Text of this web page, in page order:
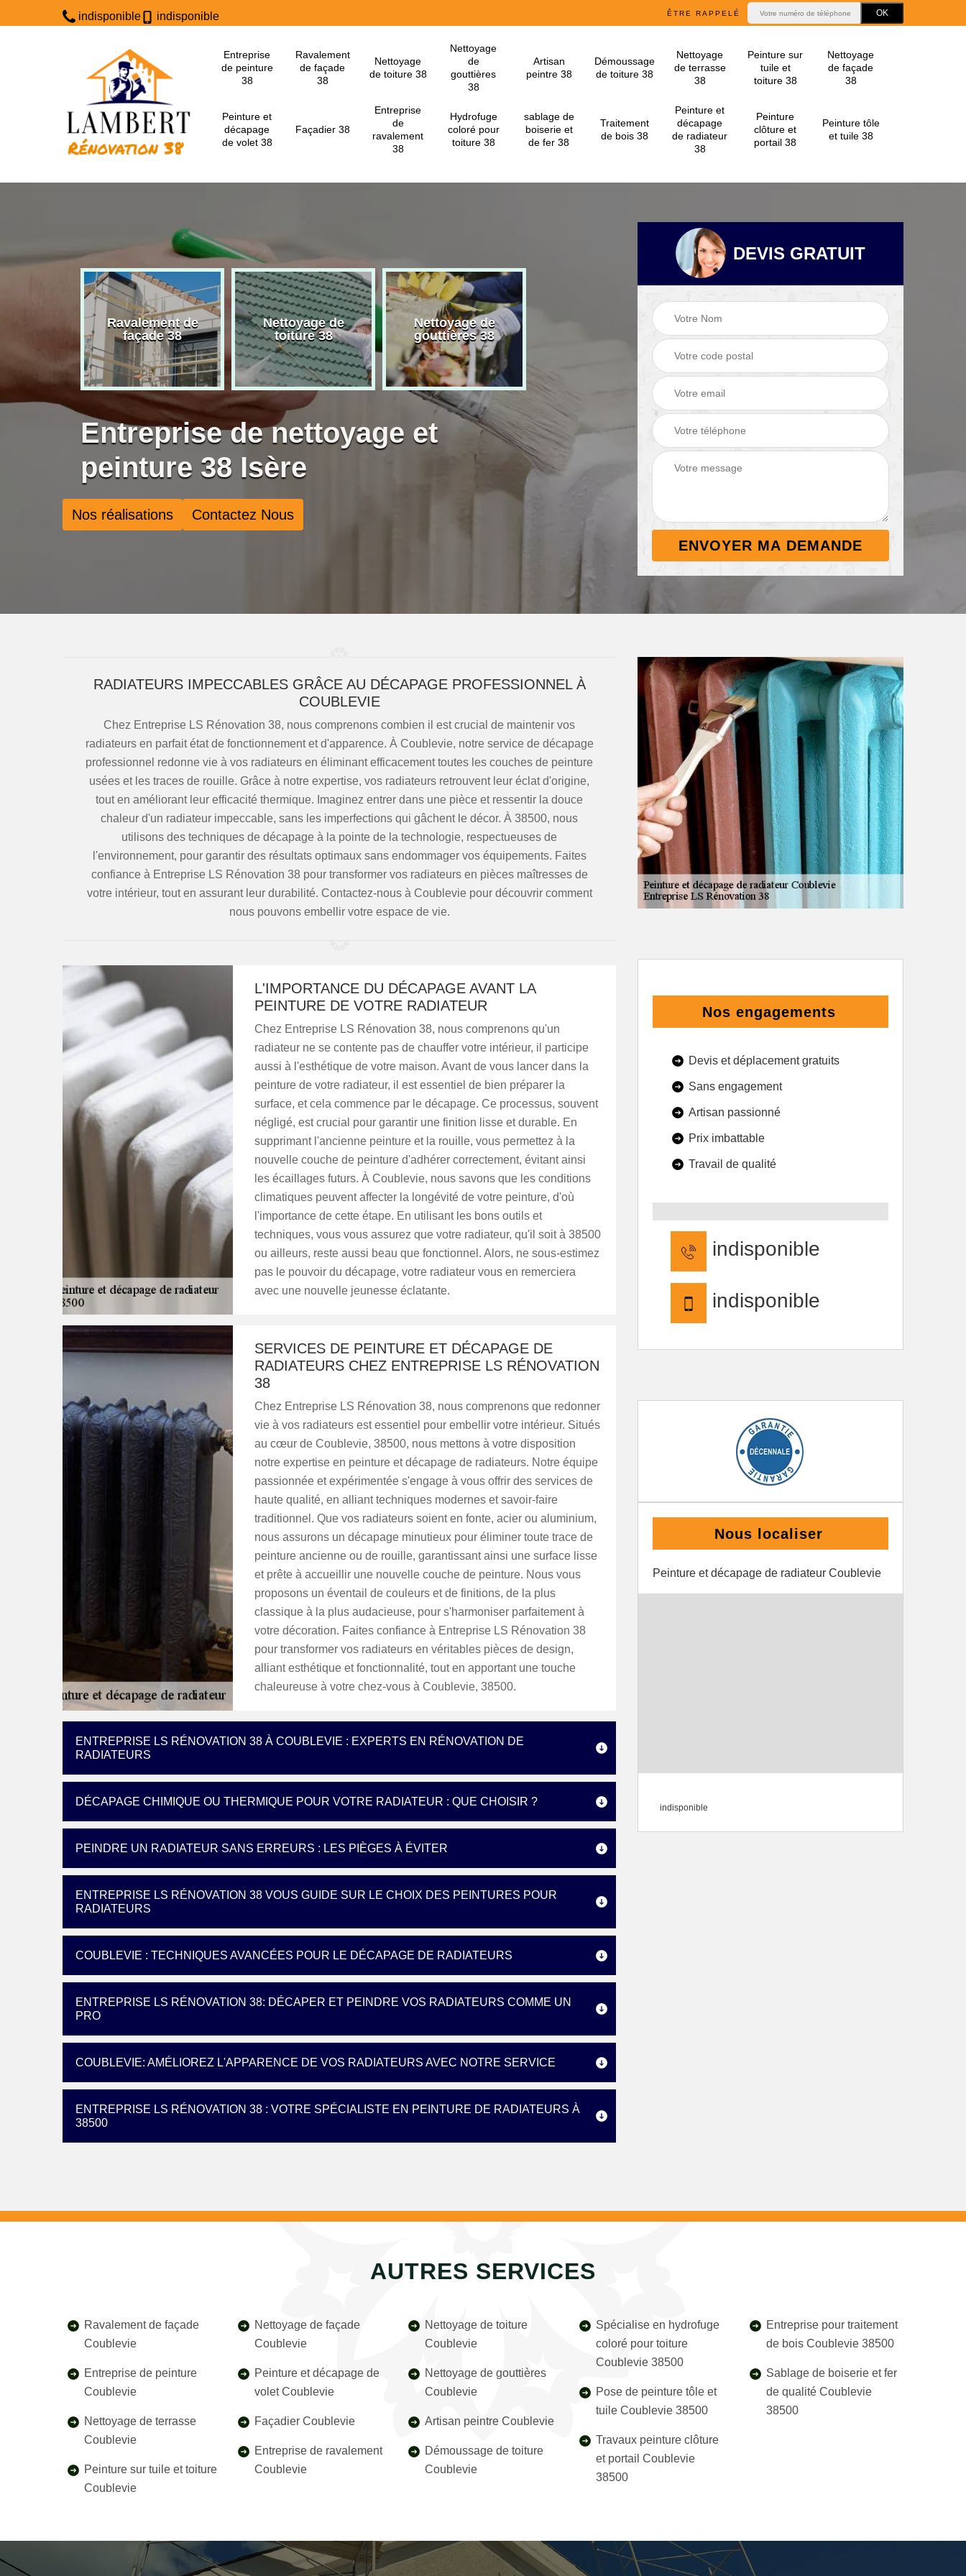
indisponible indisponible ÊTRE RAPPELÉ
Entreprise
de peinture
38
Ravalement
de façade
38
Nettoyage
de toiture 38
Nettoyage
de
gouttières
38
Artisan
peintre 38
Démoussage
de toiture 38
Nettoyage
de terrasse
38
Peinture sur
tuile et
toiture 38
Nettoyage
de façade
38
Peinture et
décapage
de volet 38
Façadier 38
Entreprise
de
ravalement
38
Hydrofuge
coloré pour
toiture 38
sablage de
boiserie et
de fer 38
Traitement
de bois 38
Peinture et
décapage
de radiateur
38
Peinture
clôture et
portail 38
Peinture tôle
et tuile 38
Ravalement de
façade 38
Nettoyage de
toiture 38
Nettoyage de
gouttières 38
Artisan peintre 38
Démoussage de
toiture 38
Nettoyage de
terrasse 38
Entreprise de nettoyage et
peinture 38 Isère
Nos réalisations Contactez Nous
DEVIS GRATUIT
RADIATEURS IMPECCABLES GRÂCE AU DÉCAPAGE PROFESSIONNEL À
COUBLEVIE
Chez Entreprise LS Rénovation 38, nous comprenons combien il est crucial de maintenir vos
radiateurs en parfait état de fonctionnement et d'apparence. À Coublevie, notre service de décapage
professionnel redonne vie à vos radiateurs en éliminant efficacement toutes les couches de peinture
usées et les traces de rouille. Grâce à notre expertise, vos radiateurs retrouvent leur éclat d'origine,
tout en améliorant leur efficacité thermique. Imaginez entrer dans une pièce et ressentir la douce
chaleur d'un radiateur impeccable, sans les imperfections qui gâchent le décor. À 38500, nous
utilisons des techniques de décapage à la pointe de la technologie, respectueuses de
l'environnement, pour garantir des résultats optimaux sans endommager vos équipements. Faites
confiance à Entreprise LS Rénovation 38 pour transformer vos radiateurs en pièces maîtresses de
votre intérieur, tout en assurant leur durabilité. Contactez-nous à Coublevie pour découvrir comment
nous pouvons embellir votre espace de vie.
L'IMPORTANCE DU DÉCAPAGE AVANT LA
PEINTURE DE VOTRE RADIATEUR
Chez Entreprise LS Rénovation 38, nous comprenons qu'un
radiateur ne se contente pas de chauffer votre intérieur, il participe
aussi à l'esthétique de votre maison. Avant de vous lancer dans la
peinture de votre radiateur, il est essentiel de bien préparer la
surface, et cela commence par le décapage. Ce processus, souvent
négligé, est crucial pour garantir une finition lisse et durable. En
supprimant l'ancienne peinture et la rouille, vous permettez à la
nouvelle couche de peinture d'adhérer correctement, évitant ainsi
les écaillages futurs. À Coublevie, nous savons que les conditions
climatiques peuvent affecter la longévité de votre peinture, d'où
l'importance de cette étape. En utilisant les bons outils et
techniques, vous vous assurez que votre radiateur, qu'il soit à 38500
ou ailleurs, reste aussi beau que fonctionnel. Alors, ne sous-estimez
pas le pouvoir du décapage, votre radiateur vous en remerciera
avec une nouvelle jeunesse éclatante.
SERVICES DE PEINTURE ET DÉCAPAGE DE
RADIATEURS CHEZ ENTREPRISE LS RÉNOVATION
38
Chez Entreprise LS Rénovation 38, nous comprenons que redonner
vie à vos radiateurs est essentiel pour embellir votre intérieur. Situés
au cœur de Coublevie, 38500, nous mettons à votre disposition
notre expertise en peinture et décapage de radiateurs. Notre équipe
passionnée et expérimentée s'engage à vous offrir des services de
haute qualité, en alliant techniques modernes et savoir-faire
traditionnel. Que vos radiateurs soient en fonte, acier ou aluminium,
nous assurons un décapage minutieux pour éliminer toute trace de
peinture ancienne ou de rouille, garantissant ainsi une surface lisse
et prête à accueillir une nouvelle couche de peinture. Nous vous
proposons un éventail de couleurs et de finitions, de la plus
classique à la plus audacieuse, pour s'harmoniser parfaitement à
votre décoration. Faites confiance à Entreprise LS Rénovation 38
pour transformer vos radiateurs en véritables pièces de design,
alliant esthétique et fonctionnalité, tout en apportant une touche
chaleureuse à votre chez-vous à Coublevie, 38500.
ENTREPRISE LS RÉNOVATION 38 À COUBLEVIE : EXPERTS EN RÉNOVATION DE
RADIATEURS
DÉCAPAGE CHIMIQUE OU THERMIQUE POUR VOTRE RADIATEUR : QUE CHOISIR ?
PEINDRE UN RADIATEUR SANS ERREURS : LES PIÈGES À ÉVITER
ENTREPRISE LS RÉNOVATION 38 VOUS GUIDE SUR LE CHOIX DES PEINTURES POUR
RADIATEURS
COUBLEVIE : TECHNIQUES AVANCÉES POUR LE DÉCAPAGE DE RADIATEURS
ENTREPRISE LS RÉNOVATION 38: DÉCAPER ET PEINDRE VOS RADIATEURS COMME UN
PRO
COUBLEVIE: AMÉLIOREZ L'APPARENCE DE VOS RADIATEURS AVEC NOTRE SERVICE
ENTREPRISE LS RÉNOVATION 38 : VOTRE SPÉCIALISTE EN PEINTURE DE RADIATEURS À
38500
Nos engagements
Devis et déplacement gratuits
Sans engagement
Artisan passionné
Prix imbattable
Travail de qualité
indisponible
indisponible
Nous localiser
Peinture et décapage de radiateur Coublevie
indisponible
AUTRES SERVICES
Ravalement de façade
Coublevie
Entreprise de peinture
Coublevie
Nettoyage de terrasse
Coublevie
Peinture sur tuile et toiture
Coublevie
Nettoyage de façade
Coublevie
Peinture et décapage de
volet Coublevie
Façadier Coublevie
Entreprise de ravalement
Coublevie
Nettoyage de toiture
Coublevie
Nettoyage de gouttières
Coublevie
Artisan peintre Coublevie
Démoussage de toiture
Coublevie
Spécialise en hydrofuge
coloré pour toiture
Coublevie 38500
Pose de peinture tôle et
tuile Coublevie 38500
Travaux peinture clôture
et portail Coublevie
38500
Entreprise pour traitement
de bois Coublevie 38500
Sablage de boiserie et fer
de qualité Coublevie
38500